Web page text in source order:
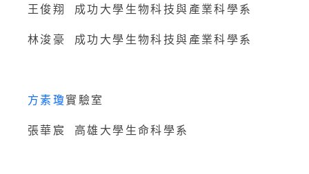
王俊翔 成功大學生物科技與產業科學系
林浚豪 成功大學生物科技與產業科學系
方素瓊實驗室
張華宸 高雄大學生命科學系